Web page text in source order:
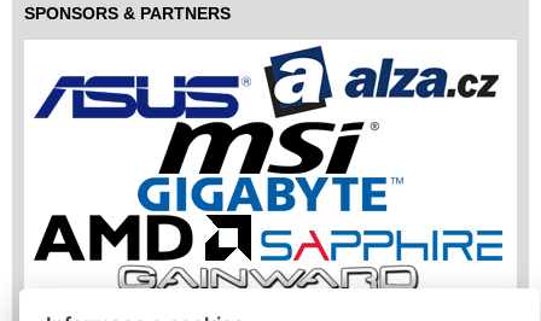
SPONSORS & PARTNERS